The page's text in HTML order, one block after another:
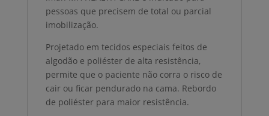
pessoas que precisem de total ou parcial
imobilização.
Projetado em tecidos especiais feitos de
algodão e poliéster de alta resistência,
permite que o paciente não corra o risco de
cair ou ficar pendurado na cama. Rebordo
de poliéster para maior resistência.